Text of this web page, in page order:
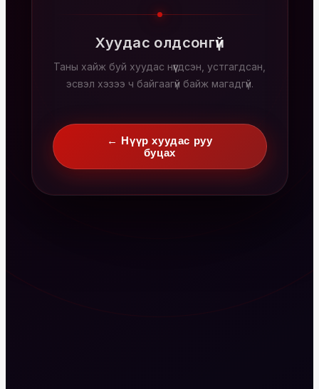
Хуудас олдсонгүй
Таны хайж буй хуудас нүүгдсэн, устгагдсан,
эсвэл хэзээ ч байгаагүй байж магадгүй.
← Нүүр хуудас руу
буцах